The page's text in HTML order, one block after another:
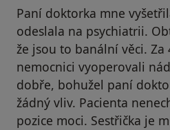
Paní doktorka mne
odeslala na psychiatrii.
že jsou to banální věci. Za
nemocnici vyoperovali
dobře, bohužel paní
žádný vliv. Pacienta
pozice moci. Sestřička je